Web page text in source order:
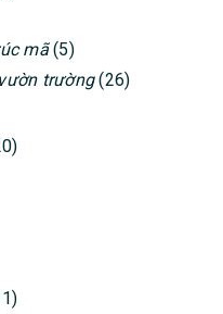
mã(5)
trường(26)